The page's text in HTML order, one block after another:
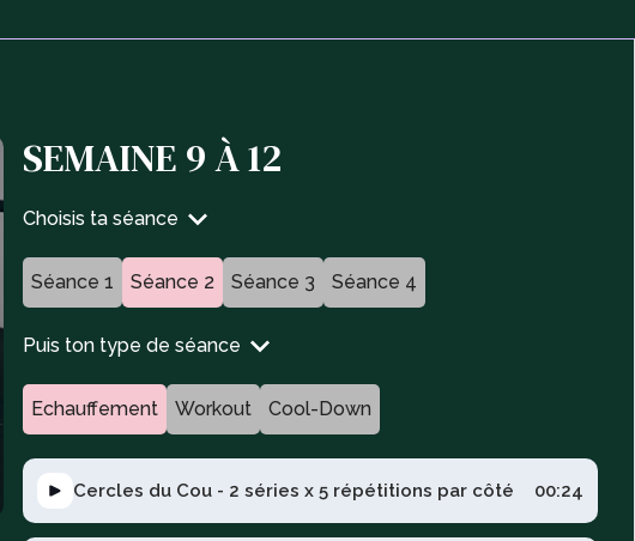
SEMAINE 9 À 12
Choisis ta séance
Séance 1 Séance 2 Séance 3 Séance 4
Puis ton type de séance
Echauffement Workout Cool-Down
Cercles du Cou - 2 séries x 5 répétitions par côté 00:24